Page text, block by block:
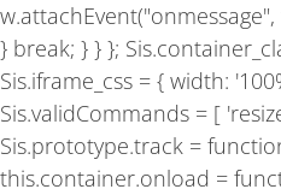
} break; } } };
Sis.iframe_css = { width:
Sis.validCommands = [
Sis.prototype.track =
this.container.onload =